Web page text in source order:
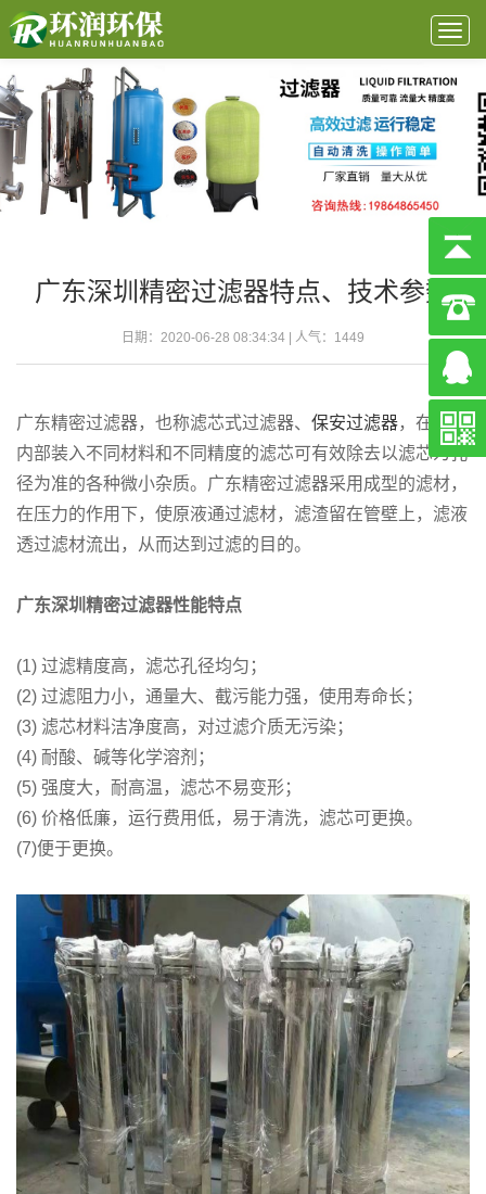
广东深圳精密过滤器特点、技术参数
日期：2020-06-28 08:34:34 | 人气： 1449
广东精密过滤器，也称滤芯式过滤器、 保安过滤器，在滤器
内部装入不同材料和不同精度的滤芯可有效除去以滤芯为孔
径为准的各种微小杂质。广东精密过滤器采用成型的滤材，
在压力的作用下，使原液通过滤材，滤渣留在管壁上，滤液
透过滤材流出，从而达到过滤的目的。
广东深圳精密过滤器性能特点
(1) 过滤精度高，滤芯孔径均匀；
(2) 过滤阻力小，通量大、截污能力强，使用寿命长；
(3) 滤芯材料洁净度高，对过滤介质无污染；
(4) 耐酸、碱等化学溶剂；
(5) 强度大，耐高温，滤芯不易变形；
(6) 价格低廉，运行费用低，易于清洗，滤芯可更换。
(7)便于更换。